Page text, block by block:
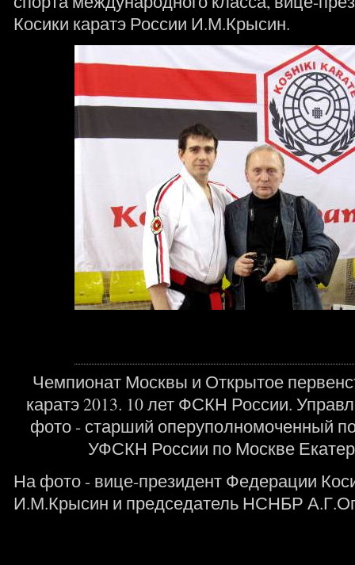
Косики каратэ России И.М.Крысин.
Чемпионат Москвы и Открытое
каратэ 2013. 10 лет ФСКН России.
фото - старший оперуполномоченный
УФСКН России по Москве
На фото - вице-президент Федерации
И.М.Крысин и председатель НСНБР